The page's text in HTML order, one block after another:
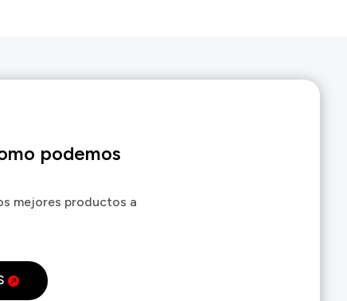
podemos
mejores productos a